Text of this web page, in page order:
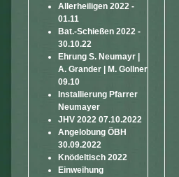
Allerheiligen 2022 -
01.11
Bat.-Schießen 2022 -
30.10.22
Ehrung S. Neumayr |
A. Grander | M. Gollner
09.10
Installierung Pfarrer
Neumayer
JHV 2022 07.10.2022
Angelobung ÖBH
30.09.2022
Knödeltisch 2022
Einweihung